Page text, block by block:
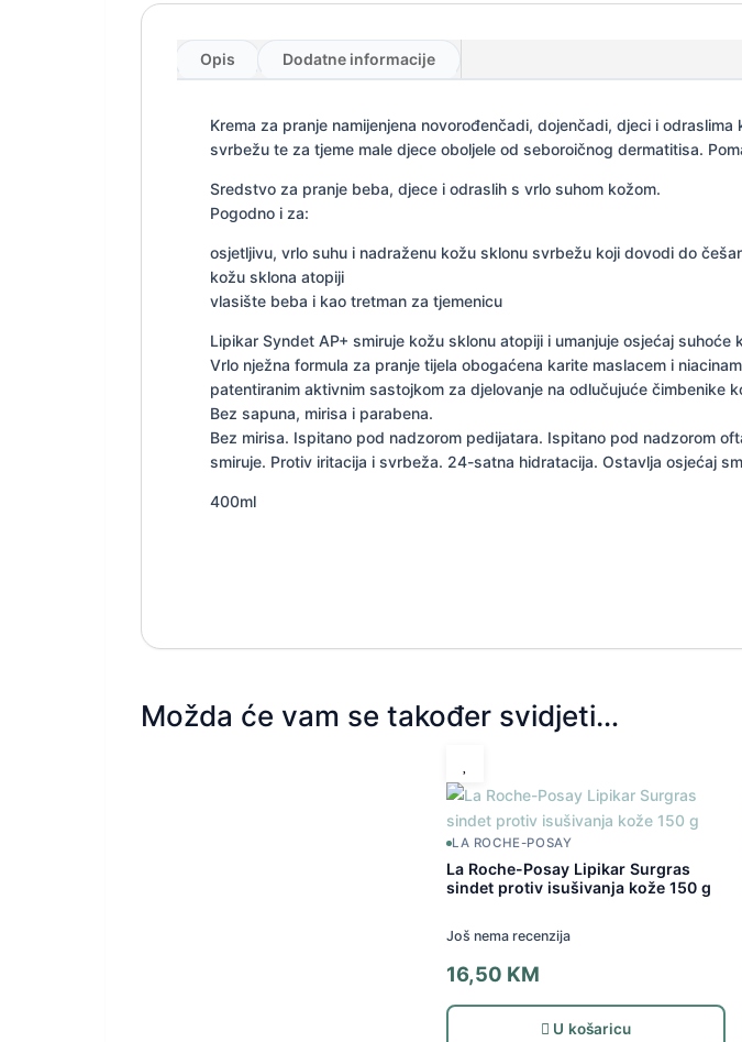
Opis Dodatne informacije
Krema za pranje namijenjena novorođenčadi, dojenčadi, djeci i
svrbežu te za tjeme male djece oboljele od seboroičnog dermatitisa.
Sredstvo za pranje beba, djece i odraslih s vrlo suhom kožom.
Pogodno i za:
osjetljivu, vrlo suhu i nadraženu kožu sklonu svrbežu koji dovodi do
kožu sklona atopiji
vlasište beba i kao tretman za tjemenicu
Lipikar Syndet AP+ smiruje kožu sklonu atopiji i umanjuje osjećaj suhoće
Vrlo nježna formula za pranje tijela obogaćena karite maslacem i
patentiranim aktivnim sastojkom za djelovanje na odlučujuće čimbenike
Bez sapuna, mirisa i parabena.
Bez mirisa. Ispitano pod nadzorom pedijatara. Ispitano pod nadzorom
smiruje. Protiv iritacija i svrbeža. 24-satna hidratacija. Ostavlja osjećaj
400ml
Možda će vam se također svidjeti…
LA ROCHE-POSAY
La Roche-Posay Lipikar Surgras
sindet protiv isušivanja kože 150 g
Još nema recenzija
16,50 KM
U košaricu